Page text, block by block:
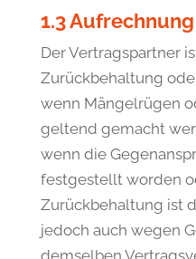
1.3 Aufrechnung
Der Vertragspartner
Zurückbehaltung
wenn Mängelrügen
geltend gemacht
wenn die
festgestellt worden
Zurückbehaltung ist
jedoch auch wegen
demselben